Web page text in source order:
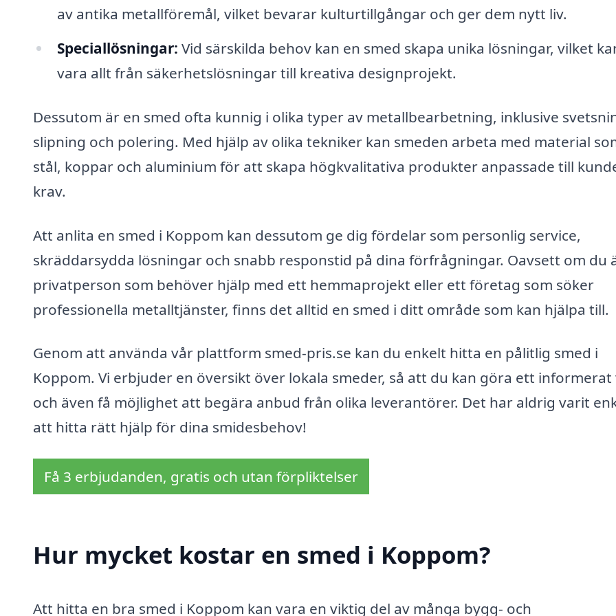
av antika metallföremål, vilket bevarar kulturtillgångar och ger dem nytt liv.
Speciallösningar: Vid särskilda behov kan en smed skapa unika lösningar, vilket
vara allt från säkerhetslösningar till kreativa designprojekt.
Dessutom är en smed ofta kunnig i olika typer av metallbearbetning, inklusive
slipning och polering. Med hjälp av olika tekniker kan smeden arbeta med material
stål, koppar och aluminium för att skapa högkvalitativa produkter anpassade till
krav.
Att anlita en smed i Koppom kan dessutom ge dig fördelar som personlig service,
skräddarsydda lösningar och snabb responstid på dina förfrågningar. Oavsett om du
privatperson som behöver hjälp med ett hemmaprojekt eller ett företag som söker
professionella metalltjänster, finns det alltid en smed i ditt område som kan hjälpa till.
Genom att använda vår plattform smed-pris.se kan du enkelt hitta en pålitlig smed i
Koppom. Vi erbjuder en översikt över lokala smeder, så att du kan göra ett informerat
och även få möjlighet att begära anbud från olika leverantörer. Det har aldrig varit
att hitta rätt hjälp för dina smidesbehov!
Få 3 erbjudanden, gratis och utan förpliktelser
Hur mycket kostar en smed i Koppom?
Att hitta en bra smed i Koppom kan vara en viktig del av många bygg- och